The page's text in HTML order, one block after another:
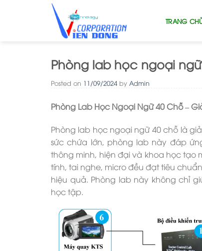
TRANG
Phòng lab học ngoại
Posted on 11/09/2024 by Admin
Phòng Lab Học Ngoại Ngữ 40 Chỗ –
Phòng lab học ngoại ngữ 40 chỗ là
sức chứa lớn, phòng lab này đáp
thông minh, hiện đại và khoa học tạo
tính, tai nghe, micro đều đạt tiêu
hiệu quả. Phòng lab này không chỉ
học tập.